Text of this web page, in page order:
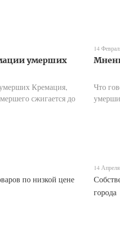
умерших
Кремация,
сжигается до
14
Что
по низкой цене
14
города